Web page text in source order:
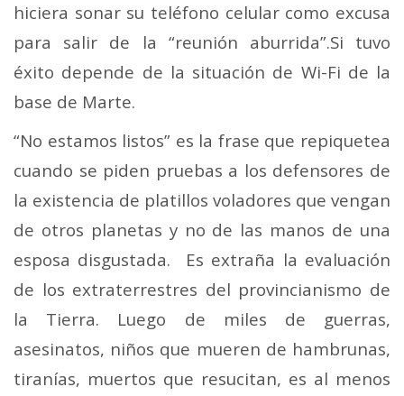
hiciera sonar su teléfono celular como excusa
para salir de la “reunión aburrida”.Si tuvo
éxito depende de la situación de Wi-Fi de la
base de Marte.
“No estamos listos” es la frase que repiquetea
cuando se piden pruebas a los defensores de
la existencia de platillos voladores que vengan
de otros planetas y no de las manos de una
esposa disgustada. Es extraña la evaluación
de los extraterrestres del provincianismo de
la Tierra. Luego de miles de guerras,
asesinatos, niños que mueren de hambrunas,
tiranías, muertos que resucitan, es al menos